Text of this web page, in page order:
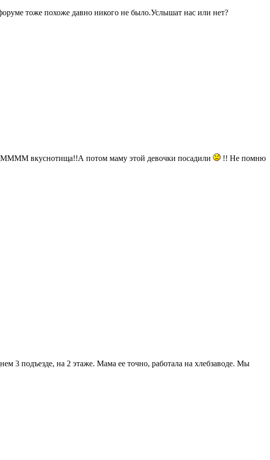
тоже похоже давно никого не было.Услышат нас или нет?
вкуснотища!!А потом маму этой девочки посадили
!! Не помню
3 подъезде, на 2 этаже. Мама ее точно, работала на хлебзаводе. Мы